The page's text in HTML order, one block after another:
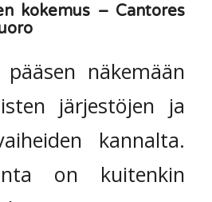
kokemus – Cantores
näkemään
järjestöjen ja
kannalta.
on kuitenkin